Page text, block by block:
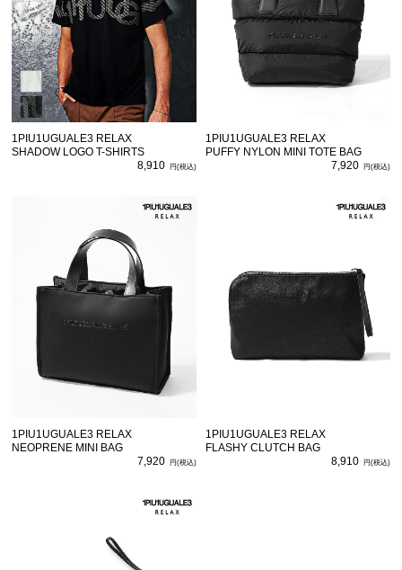
1PIU1UGUALE3 RELAX
SHADOW LOGO T-SHIRTS
8,910
1PIU1UGUALE3 RELAX
PUFFY NYLON MINI TOTE BAG
7,920
1PIU1UGUALE3 RELAX
NEOPRENE MINI BAG
7,920
1PIU1UGUALE3 RELAX
FLASHY CLUTCH BAG
8,910